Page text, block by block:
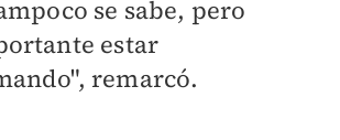
se sabe, pero
estar
remarcó.